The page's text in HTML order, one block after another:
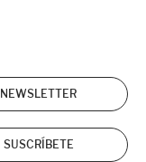
NEWSLETTER
SUSCRÍBETE